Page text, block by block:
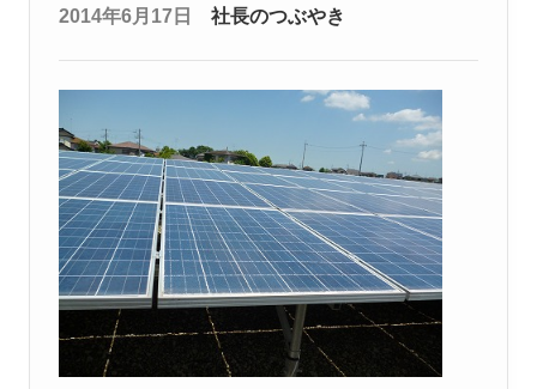
2014年6月17日 社長のつぶやき